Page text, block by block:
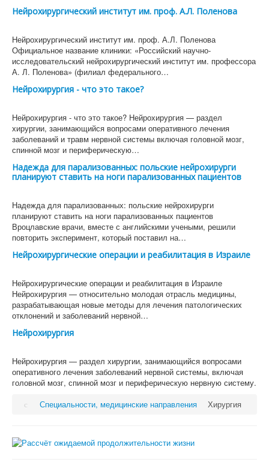
Нейрохирургический институт им. проф. А.Л. Поленова
Нейрохирургический институт им. проф. А.Л. Поленова
Официальное название клиники: «Российский научно-
исследовательский нейрохирургический институт им. профессора
А. Л. Поленова» (филиал федерального…
Нейрохирургия - что это такое?
Нейрохирургия - что это такое? Нейрохирургия — раздел
хирургии, занимающийся вопросами оперативного лечения
заболеваний и травм нервной системы включая головной мозг,
спинной мозг и периферическую…
Надежда для парализованных: польские нейрохирурги
планируют ставить на ноги парализованных пациентов
Надежда для парализованных: польские нейрохирурги
планируют ставить на ноги парализованных пациентов
Вроцлавские врачи, вместе с английскими учеными, решили
повторить эксперимент, который поставил на…
Нейрохирургические операции и реабилитация в Израиле
Нейрохирургические операции и реабилитация в Израиле
Нейрохирургия — относительно молодая отрасль медицины,
разрабатывающая новые методы для лечения патологических
отклонений и заболеваний нервной…
Нейрохирургия
Нейрохирургия — раздел хирургии, занимающийся вопросами
оперативного лечения заболеваний нервной системы, включая
головной мозг, спинной мозг и периферическую нервную систему.
Специальности, медицинские направления
Хирургия